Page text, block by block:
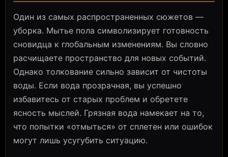
Один из самых распространенных сюжетов —
уборка. Мытье пола символизирует готовность
сновидца к глобальным изменениям. Вы словно
расчищаете пространство для новых событий.
Однако толкование сильно зависит от чистоты
воды. Если вода прозрачная, вы успешно
избавитесь от старых проблем и обретете
ясность мыслей. Грязная вода намекает на то,
что попытки «отмыться» от сплетен или ошибок
могут лишь усугубить ситуацию.